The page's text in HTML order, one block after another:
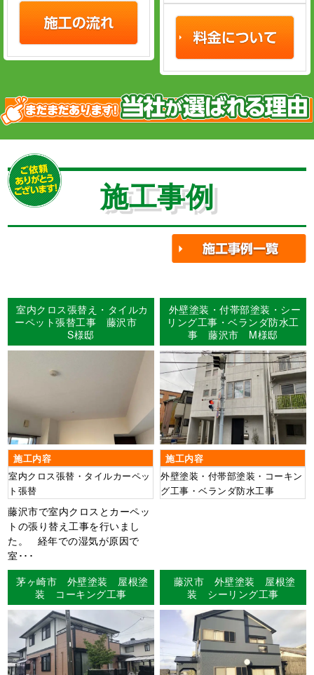
施工事例
室内クロス張替え・タイルカ
ーペット張替工事 藤沢市
S様邸
施工内容
室内クロス張替・タイルカーペッ
ト張替
藤沢市で室内クロスとカーペッ
トの張り替え工事を行いまし
た。 経年での湿気が原因で
室･･･
外壁塗装・付帯部塗装・シー
リング工事・ベランダ防水工
事 藤沢市 M様邸
施工内容
外壁塗装・付帯部塗装・コーキン
グ工事・ベランダ防水工事
茅ヶ崎市 外壁塗装 屋根塗
装 コーキング工事
藤沢市 外壁塗装 屋根塗
装 シーリング工事